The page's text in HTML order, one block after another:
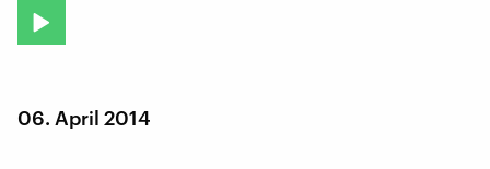
06. April 2014